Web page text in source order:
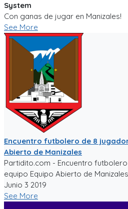
System
Con ganas de jugar en Manizales!
See More
Encuentro futbolero de 8
Abierto de Manizales
Partidito.com - Encuentro
equipo Equipo Abierto de
Junio 3 2019
See More